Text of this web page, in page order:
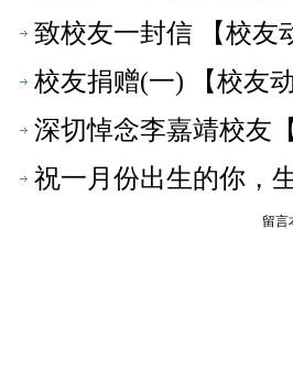
致校友一封信 【校友
校友捐赠(一) 【校友动
深切悼念李嘉靖校友
祝一月份出生的你，
留言